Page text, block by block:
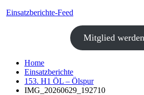
Einsatzberichte-Feed
Mitglied werden
Home
Einsatzberichte
153. H1 ÖL – Ölspur
IMG_20260629_192710